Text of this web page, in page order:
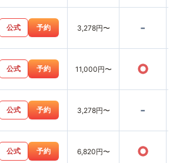
公式 予約 3,278円〜 -
公式 予約 11,000円〜 ○
公式 予約 3,278円〜 -
公式 予約 6,820円〜 ○